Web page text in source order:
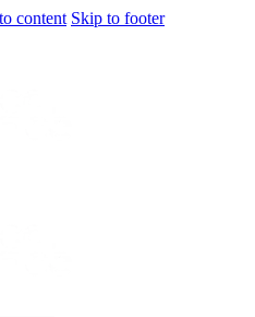
content Skip to footer